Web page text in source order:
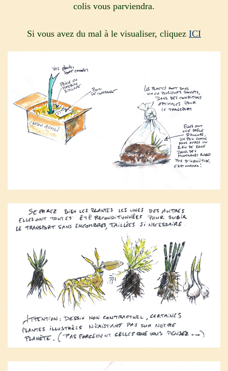
colis vous parviendra.
Si vous avez du mal à le visualiser, cliquez ICI